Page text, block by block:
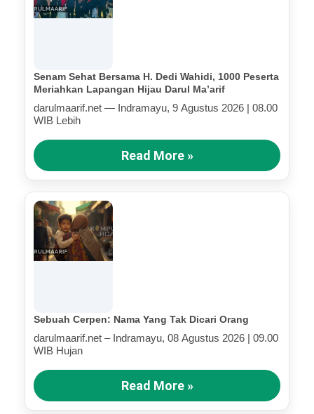
Senam Sehat Bersama H. Dedi Wahidi, 1000 Peserta
Meriahkan Lapangan Hijau Darul Ma’arif
darulmaarif.net — Indramayu, 9 Agustus 2026 | 08.00
WIB Lebih
Read More »
Sebuah Cerpen: Nama Yang Tak Dicari Orang
darulmaarif.net – Indramayu, 08 Agustus 2026 | 09.00
WIB Hujan
Read More »